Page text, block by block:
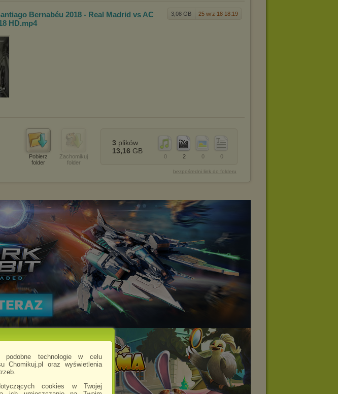
technologie w celu
Chomikuj.pl oraz wyświetlenia
cookies w Twojej
3,08 GB 25 wrz 18 18:19
Bernabéu 2018 - Real Madrid vs AC
HD.mp4
Pobierz
folder
Zachomikuj
folder
0
0
2
0
3 plików
13,16 GB
bezpośredni link do folderu